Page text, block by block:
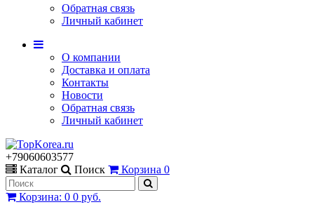
Обратная связь
Личный кабинет
О компании
Доставка и оплата
Контакты
Новости
Обратная связь
Личный кабинет
+79060603577
Каталог
Поиск Корзина 0
Корзина: 0 0 руб.